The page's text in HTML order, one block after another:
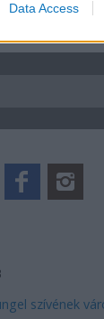
Data Access
szívének